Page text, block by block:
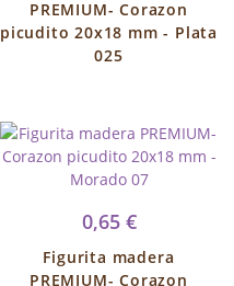
PREMIUM- Corazon
picudito 20x18 mm - Plata
025
0,65 €
Figurita madera
PREMIUM- Corazon